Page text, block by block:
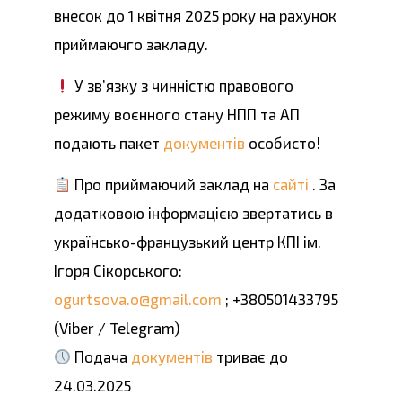
внесок до 1 квітня 2025 року на рахунок
приймаючго закладу.
У зв’язку з чинністю правового
режиму воєнного стану НПП та АП
подають пакет документів особисто!
Про приймаючий заклад на сайті . За
додатковою інформацією звертатись в
українсько-французький центр КПІ ім.
Ігоря Сікорського:
ogurtsova.o@gmail.com ; +380501433795
(Viber / Telegram)
Подача документів триває до
24.03.2025